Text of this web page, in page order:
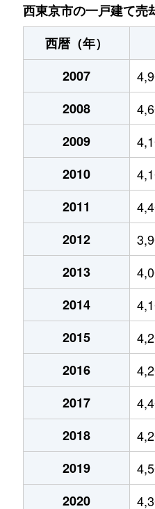
栄町
栄町
5,700
芝久保町
2,500
芝久保町
5,000
芝久保町
4,500
芝久保町
芝久保町
5,700
芝久保町
2,300
芝久保町
5,800
芝久保町
4,400
芝久保町
3,100
芝久保町
2,200
西東京市の一戸建て売
西暦（年）
2007
2008
2009
2010
2011
2012
2013
2014
2015
2016
2017
2018
2019
2020